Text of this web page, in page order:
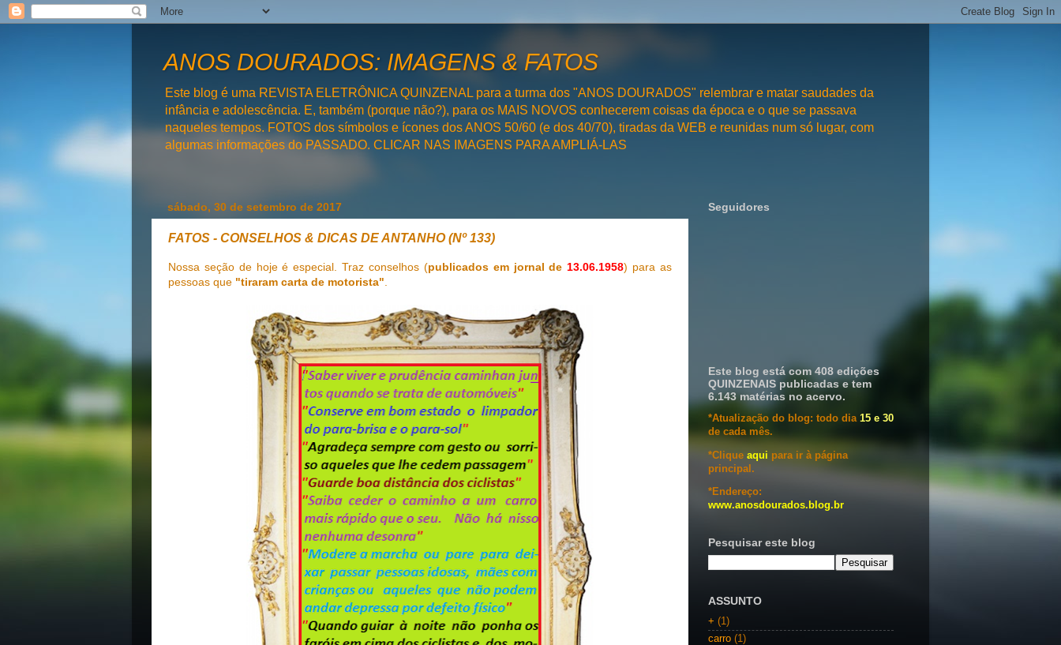
ANOS DOURADOS: IMAGENS & FATOS
Este blog é uma REVISTA ELETRÔNICA QUINZENAL para a turma dos "ANOS DOURADOS" relembrar e matar saudades da
infância e adolescência. E, também (porque não?), para os MAIS NOVOS conhecerem coisas da época e o que se passava
naqueles tempos. FOTOS dos símbolos e ícones dos ANOS 50/60 (e dos 40/70), tiradas da WEB e reunidas num só lugar, com
algumas informações do PASSADO. CLICAR NAS IMAGENS PARA AMPLIÁ-LAS
sábado, 30 de setembro de 2017
FATOS - CONSELHOS & DICAS DE ANTANHO (Nº 133)
Nossa seção de hoje é especial. Traz conselhos (publicados em jornal de 13.06.1958) para as
pessoas que "tiraram carta de motorista".
Seguidores
Este blog está com 408 edições
QUINZENAIS publicadas e tem
6.143 matérias no acervo.
*Atualização do blog: todo dia 15 e 30
de cada mês.
*Clique aqui para ir à página
principal.
*Endereço:
www.anosdourados.blog.br
Pesquisar este blog
ASSUNTO
+ (1)
carro (1)